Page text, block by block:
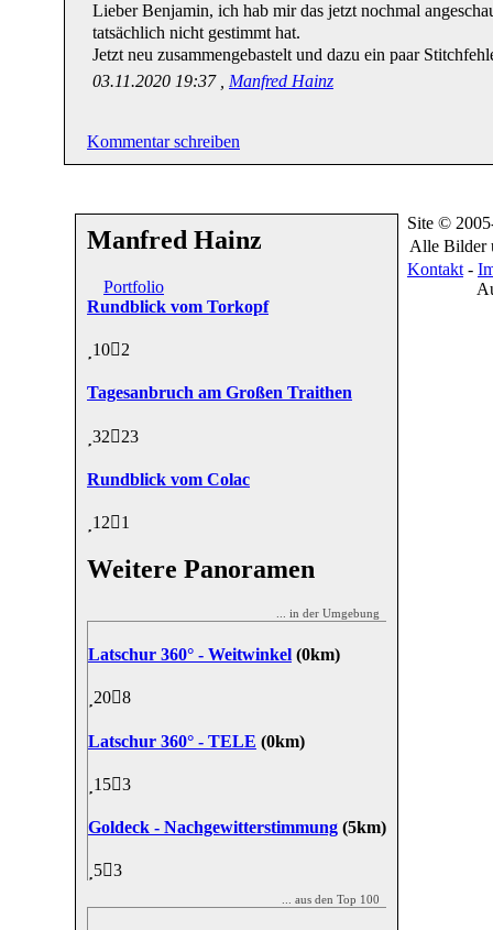
Lieber Benjamin, ich hab mir das jetzt nochmal
tatsächlich nicht gestimmt hat.
Jetzt neu zusammengebastelt und dazu ein paar
03.11.2020 19:37 , Manfred Hainz
Kommentar schreiben
Manfred Hainz
Portfolio
Rundblick vom Torkopf
10 2
Tagesanbruch am Großen Traithen
32 23
Rundblick vom Colac
12 1
Weitere Panoramen
... in der Umgebung
Latschur 360° - Weitwinkel (0km)
20 8
Latschur 360° - TELE (0km)
15 3
Goldeck - Nachgewitterstimmung (5km)
5 3
... aus den Top 100
Site ©
Alle Bilder
Kontakt -